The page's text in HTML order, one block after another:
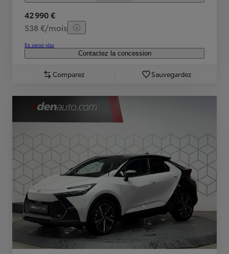
42 990 €
538 €/mois
En savoir plus
Contactez la concession
Comparez Sauvegardez